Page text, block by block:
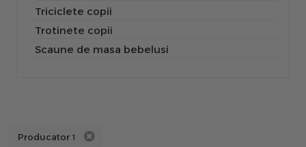
Triciclete copii
Trotinete copii
Scaune de masa bebelusi
Producator 1